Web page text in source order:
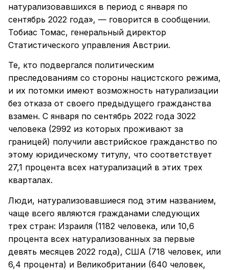
натурализовавшихся в период с января по
сентябрь 2022 года», — говорится в сообщении.
Тобиас Томас, генеральный директор
Статистического управления Австрии.
Те, кто подвергался политическим
преследованиям со стороны нацистского режима,
и их потомки имеют возможность натурализации
без отказа от своего предыдущего гражданства
взамен. С января по сентябрь 2022 года 3022
человека (2992 из которых проживают за
границей) получили австрийское гражданство по
этому юридическому титулу, что соответствует
27,1 процента всех натурализаций в этих трех
кварталах.
Люди, натурализовавшиеся под этим названием,
чаще всего являются гражданами следующих
трех стран: Израиля (1182 человека, или 10,6
процента всех натурализованных за первые
девять месяцев 2022 года), США (718 человек, или
6,4 процента) и Великобритании (640 человек,